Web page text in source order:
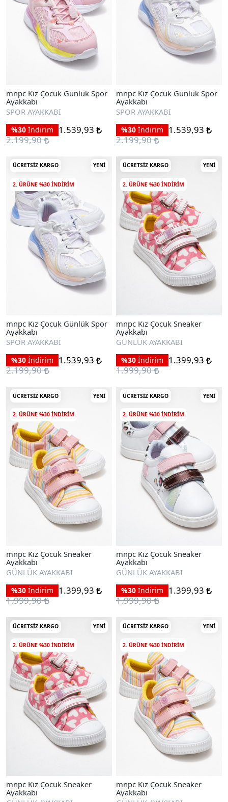
mnpc Kız Çocuk Günlük Spor
Ayakkabı
SPOR AYAKKABI
%30 İndirim
1.539,93
2.199,90
mnpc Kız Çocuk Günlük Spor
Ayakkabı
SPOR AYAKKABI
%30 İndirim
1.539,93
2.199,90
ÜCRETSIZ KARGO YENI
2. ÜRÜNE %30 INDIRIM
mnpc Kız Çocuk Günlük Spor
Ayakkabı
SPOR AYAKKABI
%30 İndirim
1.539,93
2.199,90
ÜCRETSIZ KARGO YENI
2. ÜRÜNE %30 INDIRIM
mnpc Kız Çocuk Sneaker
Ayakkabı
GÜNLÜK AYAKKABI
%30 İndirim
1.399,93
1.999,90
ÜCRETSIZ KARGO YENI
2. ÜRÜNE %30 INDIRIM
mnpc Kız Çocuk Sneaker
Ayakkabı
GÜNLÜK AYAKKABI
%30 İndirim
1.399,93
1.999,90
ÜCRETSIZ KARGO YENI
2. ÜRÜNE %30 INDIRIM
mnpc Kız Çocuk Sneaker
Ayakkabı
GÜNLÜK AYAKKABI
%30 İndirim
1.399,93
1.999,90
ÜCRETSIZ KARGO YENI
2. ÜRÜNE %30 INDIRIM
mnpc Kız Çocuk Sneaker
Ayakkabı
ÜCRETSIZ KARGO YENI
2. ÜRÜNE %30 INDIRIM
mnpc Kız Çocuk Sneaker
Ayakkabı